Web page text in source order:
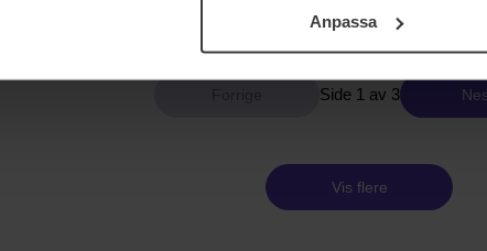
AnpassaOrdinær pris 895 kr
Side 1 av 3
Vis flere